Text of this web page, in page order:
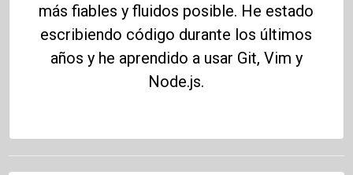
más fiables y fluidos posible. He estado
escribiendo código durante los últimos
años y he aprendido a usar Git, Vim y
Node.js.